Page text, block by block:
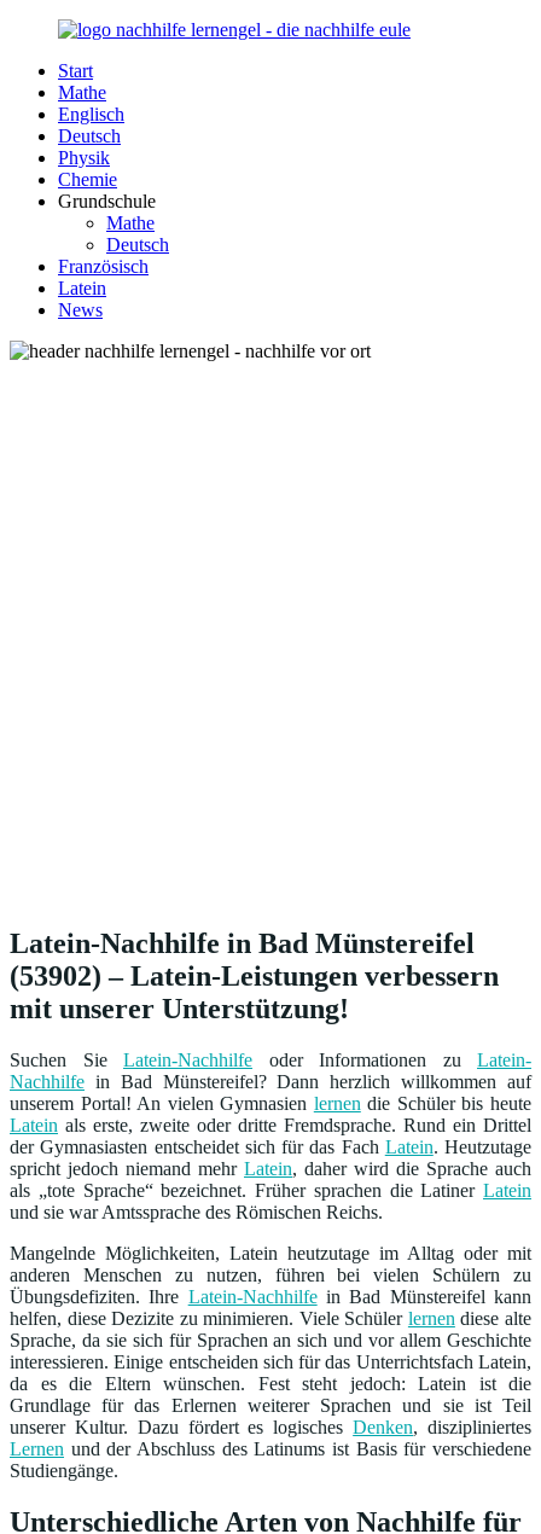
Zurück
Inhalt
Nachhilfe-
Lernengel.de
Unsere
Nachhilfe-
Eule
berät
zum
Damit
Lernen
Spaß
Start
Mathe
Englisch
Deutsch
Physik
Chemie
Grundschule
Mathe
Deutsch
Französisch
Latein
News
Latein-Nachhilfe in Bad Münstereifel
(53902) – Latein-Leistungen verbessern
mit unserer Unterstützung!
Suchen Sie Latein-Nachhilfe oder Informationen zu Latein-
Nachhilfe in Bad Münstereifel? Dann herzlich willkommen auf
unserem Portal! An vielen Gymnasien lernen die Schüler bis heute
Latein als erste, zweite oder dritte Fremdsprache. Rund ein Drittel
der Gymnasiasten entscheidet sich für das Fach Latein. Heutzutage
spricht jedoch niemand mehr Latein, daher wird die Sprache auch
als „tote Sprache“ bezeichnet. Früher sprachen die Latiner Latein
und sie war Amtssprache des Römischen Reichs.
Mangelnde Möglichkeiten, Latein heutzutage im Alltag oder mit
anderen Menschen zu nutzen, führen bei vielen Schülern zu
Übungsdefiziten. Ihre Latein-Nachhilfein Bad Münstereifel kann
helfen, diese Dezizite zu minimieren. Viele Schüler lernen diese alte
Sprache, da sie sich für Sprachen an sich und vor allem Geschichte
interessieren. Einige entscheiden sich für das Unterrichtsfach Latein,
da es die Eltern wünschen. Fest steht jedoch: Latein ist die
Grundlage für das Erlernen weiterer Sprachen und sie ist Teil
unserer Kultur. Dazu fördert es logischesDenken, diszipliniertes
Lernen und der Abschluss des Latinums ist Basis für verschiedene
Studiengänge.
Unterschiedliche Arten von Nachhilfe für